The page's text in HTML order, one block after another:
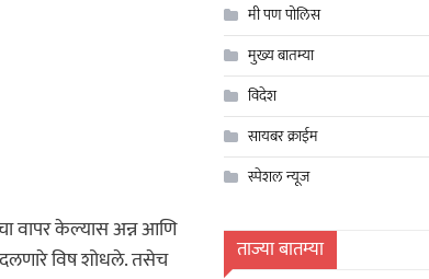
वापर केल्यास अन्न आणि
विष शोधले. तसेच
मी पण पोलिस
मुख्य बातम्या
विदेश
सायबर क्राईम
स्पेशल न्यूज
ताज्या बातम्या